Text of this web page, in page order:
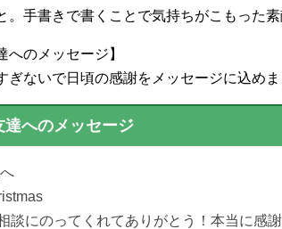
。手書きで書くことで気持ちがこもった素
へのメッセージ】
ぎないで日頃の感謝をメッセージに込めま
へのメッセージ
談にのってくれてありがとう！本当に感